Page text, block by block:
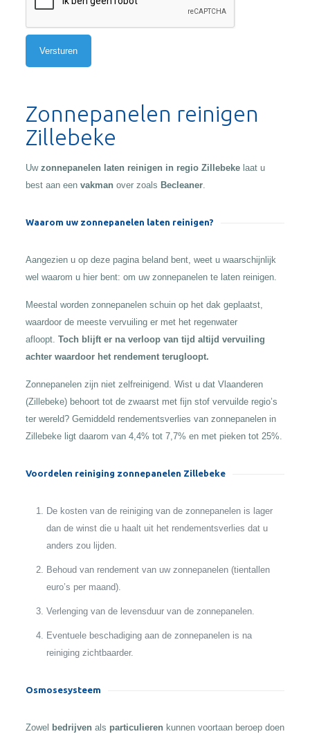
Zonnepanelen reinigen
Zillebeke
Uw zonnepanelen laten reinigen in regio Zillebeke laat u
best aan een vakman over zoals Becleaner.
Waarom uw zonnepanelen laten reinigen?
Aangezien u op deze pagina beland bent, weet u waarschijnlijk
wel waarom u hier bent: om uw zonnepanelen te laten reinigen.
Meestal worden zonnepanelen schuin op het dak geplaatst,
waardoor de meeste vervuiling er met het regenwater
afloopt. Toch blijft er na verloop van tijd altijd vervuiling
achter waardoor het rendement terugloopt.
Zonnepanelen zijn niet zelfreinigend. Wist u dat Vlaanderen
(Zillebeke) behoort tot de zwaarst met fijn stof vervuilde regio’s
ter wereld? Gemiddeld rendementsverlies van zonnepanelen in
Zillebeke ligt daarom van 4,4% tot 7,7% en met pieken tot 25%.
Voordelen reiniging zonnepanelen Zillebeke
De kosten van de reiniging van de zonnepanelen is lager
dan de winst die u haalt uit het rendementsverlies dat u
anders zou lijden.
Behoud van rendement van uw zonnepanelen (tientallen
euro’s per maand).
Verlenging van de levensduur van de zonnepanelen.
Eventuele beschadiging aan de zonnepanelen is na
reiniging zichtbaarder.
Osmosesysteem
Zowel bedrijven als particulieren kunnen voortaan beroep doen